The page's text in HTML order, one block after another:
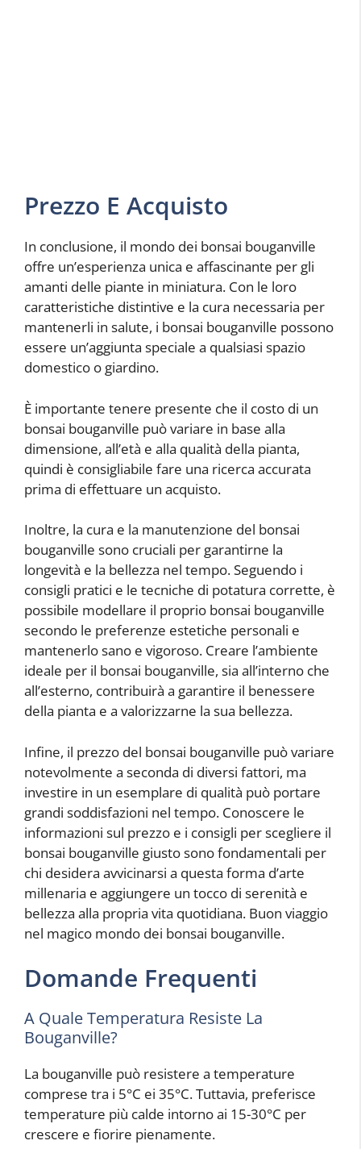
Prezzo E Acquisto
In conclusione, il mondo dei bonsai bouganville
offre un’esperienza unica e affascinante per gli
amanti delle piante in miniatura. Con le loro
caratteristiche distintive e la cura necessaria per
mantenerli in salute, i bonsai bouganville possono
essere un’aggiunta speciale a qualsiasi spazio
domestico o giardino.
È importante tenere presente che il costo di un
bonsai bouganville può variare in base alla
dimensione, all’età e alla qualità della pianta,
quindi è consigliabile fare una ricerca accurata
prima di effettuare un acquisto.
Inoltre, la cura e la manutenzione del bonsai
bouganville sono cruciali per garantirne la
longevità e la bellezza nel tempo. Seguendo i
consigli pratici e le tecniche di potatura corrette, è
possibile modellare il proprio bonsai bouganville
secondo le preferenze estetiche personali e
mantenerlo sano e vigoroso. Creare l’ambiente
ideale per il bonsai bouganville, sia all’interno che
all’esterno, contribuirà a garantire il benessere
della pianta e a valorizzarne la sua bellezza.
Infine, il prezzo del bonsai bouganville può variare
notevolmente a seconda di diversi fattori, ma
investire in un esemplare di qualità può portare
grandi soddisfazioni nel tempo. Conoscere le
informazioni sul prezzo e i consigli per scegliere il
bonsai bouganville giusto sono fondamentali per
chi desidera avvicinarsi a questa forma d’arte
millenaria e aggiungere un tocco di serenità e
bellezza alla propria vita quotidiana. Buon viaggio
nel magico mondo dei bonsai bouganville.
Domande Frequenti
A Quale Temperatura Resiste La
Bouganville?
La bouganville può resistere a temperature
comprese tra i 5°C ei 35°C. Tuttavia, preferisce
temperature più calde intorno ai 15-30°C per
crescere e fiorire pienamente.